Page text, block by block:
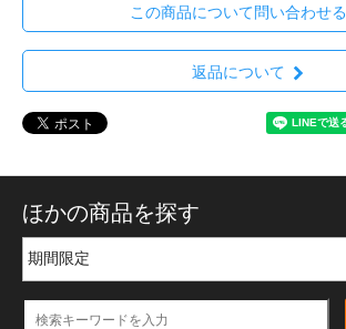
この商品について問い合わせる
返品について
ほかの商品を探す